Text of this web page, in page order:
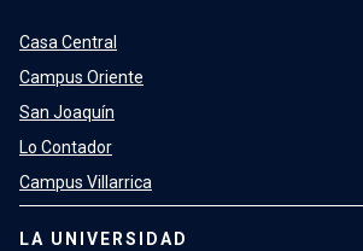
Casa Central
Campus Oriente
San Joaquín
Lo Contador
Campus Villarrica
LA UNIVERSIDAD